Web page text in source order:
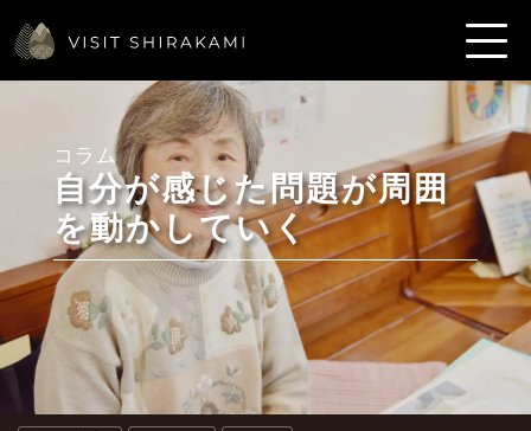
コラム
自分が感じた問題が周囲
を動かしていく